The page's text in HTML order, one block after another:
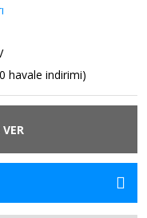
havale indirimi)